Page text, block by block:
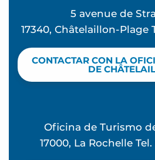
Inglés para niños y
Visites de sites de
Terra Aventura - Beau
Terra Aventura - à la cache
Terra Aventura - La Rosière
5 avenue de
17340, Châtelaillon-Plage
CONTACTAR CON LA
DE
Oficina de Turismo
17000, La Rochelle Tel.